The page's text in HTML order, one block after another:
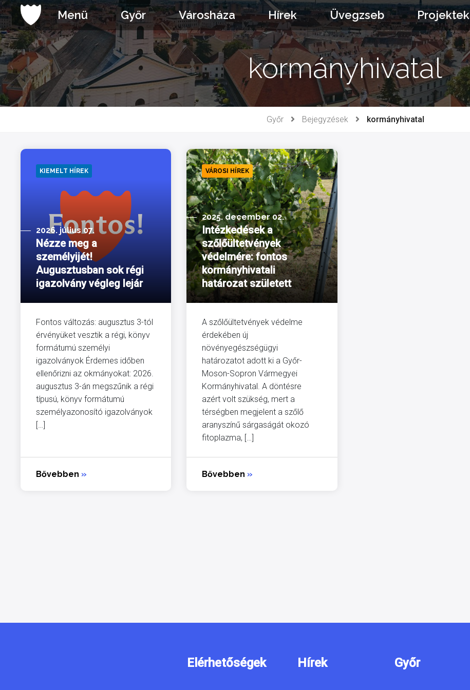
Ugrás
a
tartalomhoz
Menü Győr Városháza Hírek Üvegzseb Projektek
kormányhivatal
Győr Bejegyzések kormányhivatal
KIEMELT HÍREK
2026. július 07.
Nézze meg a
személyijét!
Augusztusban sok régi
igazolvány végleg lejár
Fontos változás: augusztus 3-tól
érvényüket vesztik a régi, könyv
formátumú személyi
igazolványok Érdemes időben
ellenőrizni az okmányokat: 2026.
augusztus 3-án megszűnik a régi
típusú, könyv formátumú
személyazonosító igazolványok
[…]
Bővebben »
VÁROSI HÍREK
2025. december 02.
Intézkedések a
szőlőültetvények
védelmére: fontos
kormányhivatali
határozat született
A szőlőültetvények védelme
érdekében új
növényegészségügyi
határozatot adott ki a Győr-
Moson-Sopron Vármegyei
Kormányhivatal. A döntésre
azért volt szükség, mert a
térségben megjelent a szőlő
aranyszínű sárgaságát okozó
fitoplazma, […]
Bővebben »
Elérhetőségek Hírek Győr